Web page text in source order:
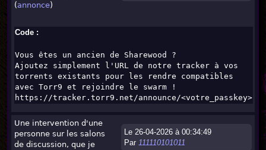
(annonce)
Code :
Vous êtes un ancien de Sharewood ?
Ajoutez simplement l'URL de notre tracker à vos
torrents existants pour les rendre compatibles
avec Torr9 et rejoindre le swarm !
https://tracker.torr9.net/announce/<votre_passkey>
Le 26-04-2026 à 00:34:49
Par 111110101011
Une intervention d'une
personne sur les salons
de discussion, que je